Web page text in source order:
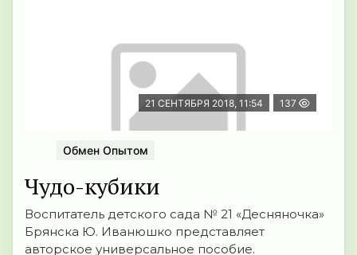
21 СЕНТЯБРЯ 2018, 11:54 137
Обмен Опытом
Чудо-кубики
Воспитатель детского сада № 21 «Десняночка»
Брянска Ю. Иванюшко представляет
авторское универсальное пособие.